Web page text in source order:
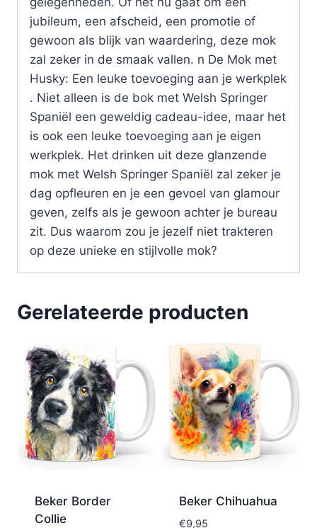
jubileum, een afscheid, een promotie of
gewoon als blijk van waardering, deze mok
zal zeker in de smaak vallen. n De Mok met
Husky: Een leuke toevoeging aan je werkplek
. Niet alleen is de bok met Welsh Springer
Spaniël een geweldig cadeau-idee, maar het
is ook een leuke toevoeging aan je eigen
werkplek. Het drinken uit deze glanzende
mok met Welsh Springer Spaniël zal zeker je
dag opfleuren en je een gevoel van glamour
geven, zelfs als je gewoon achter je bureau
zit. Dus waarom zou je jezelf niet trakteren
op deze unieke en stijlvolle mok?
Gerelateerde producten
Beker Border
Collie
Beker Chihuahua
€9,95